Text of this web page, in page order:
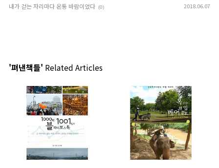
내가 걷는 자리마다 온통 바람이었다 (0) 2018.06.07
'펴낸책들' Related Articles